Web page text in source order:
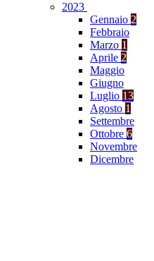
2023
Gennaio 2
Febbraio
Marzo 1
Aprile 2
Maggio
Giugno
Luglio 13
Agosto 1
Settembre
Ottobre 6
Novembre
Dicembre